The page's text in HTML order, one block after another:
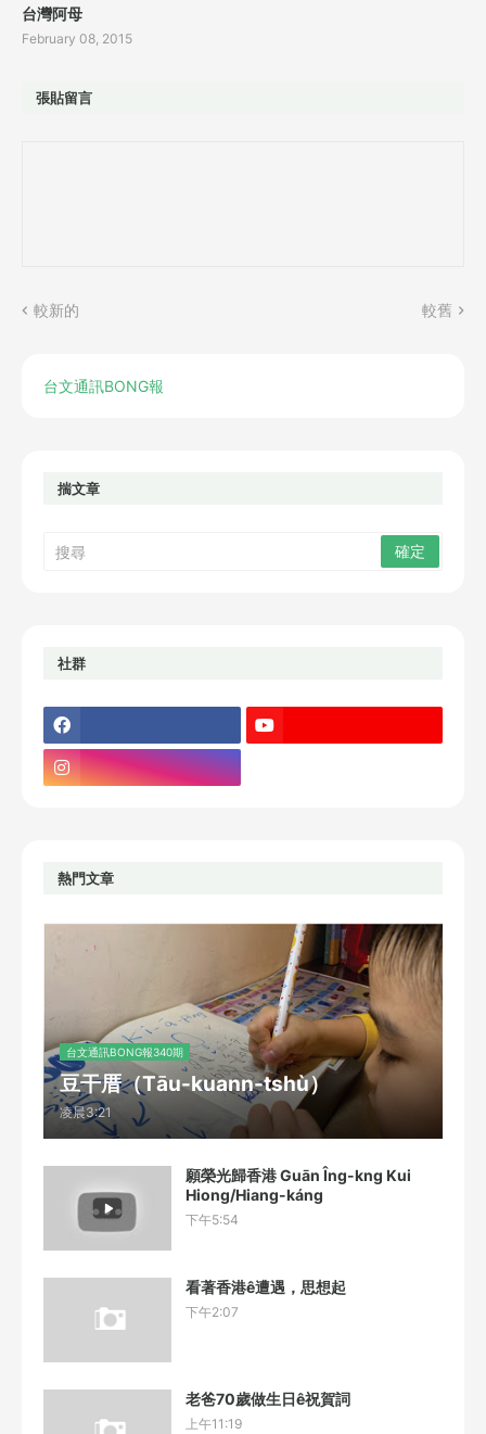
台灣阿母
February 08, 2015
張貼留言
較新的 較舊
台文通訊BONG報
揣文章
社群
熱門文章
台文通訊BONG報340期
豆干厝（Tāu-kuann-tshù）
凌晨3:21
願榮光歸香港 Guān Îng-kng Kui
Hiong/Hiang-káng
下午5:54
看著香港ê遭遇，思想起
下午2:07
老爸70歲做生日ê祝賀詞
上午11:19